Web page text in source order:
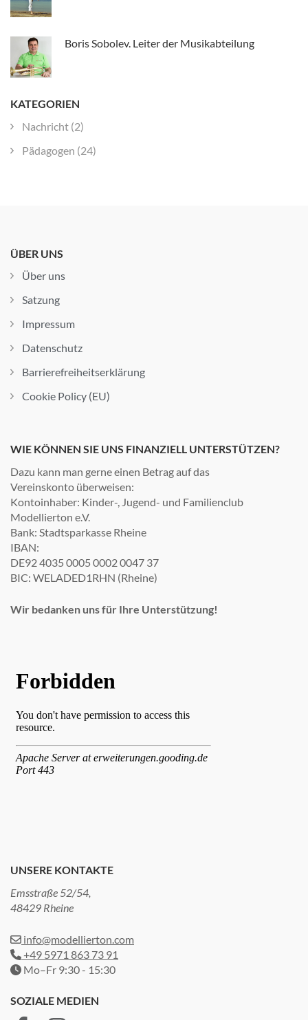
Boris Sobolev. Leiter der Musikabteilung
KATEGORIEN
Nachricht (2)
Pädagogen (24)
ÜBER UNS
Über uns
Satzung
Impressum
Datenschutz
Barrierefreiheitserklärung
Cookie Policy (EU)
WIE KÖNNEN SIE UNS FINANZIELL UNTERSTÜTZEN?
Dazu kann man gerne einen Betrag auf das
Vereinskonto überweisen:
Kontoinhaber: Kinder-, Jugend- und Familienclub
Modellierton e.V.
Bank: Stadtsparkasse Rheine
IBAN:
DE92 4035 0005 0002 0047 37
BIC: WELADED1RHN (Rheine)
Wir bedanken uns für Ihre Unterstützung!
UNSERE KONTAKTE
Emsstraße 52/54,
48429 Rheine
info@modellierton.com
+49 5971 863 73 91
Mo–Fr 9:30 - 15:30
SOZIALE MEDIEN